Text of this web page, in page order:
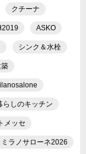
クチーナ
ASKO
シンク＆水栓
らしのキッチン
メッセ
ミラノサローネ2026